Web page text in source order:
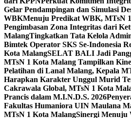
Gelar Pendampingan dan Simulasi
WBKMenuju Predikat WBK, MTsN
Pengimbasan Zona Integritas dari
MalangTingkatkan Tata Kelola
Bimtek Operator SKS Se-Indonesia
Kota MalangSELAT BALI Jadi
MTsN 1 Kota Malang Tampilkan
Pelatihan di Lanal Malang, Kepala
Harapkan Karakter Unggul Murid
Cakrawala Global, MTsN 1 Kota
Prancis dalam M.I.N.D.S. 2026
Fakultas Humaniora UIN Maulana
MTsN 1 Kota MalangSinergi Menuju